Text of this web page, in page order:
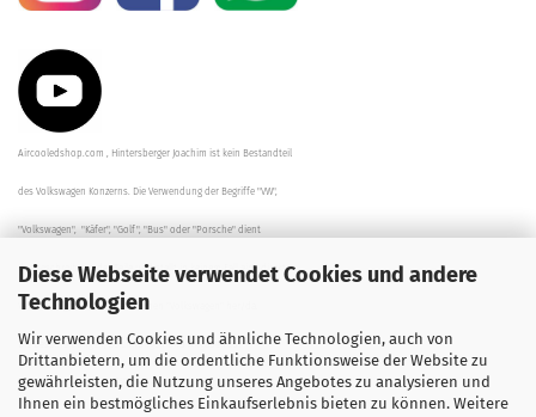
Diese Webseite verwendet Cookies und andere
Technologien
Wir verwenden Cookies und ähnliche Technologien, auch von
Drittanbietern, um die ordentliche Funktionsweise der Website zu
gewährleisten, die Nutzung unseres Angebotes zu analysieren und
Ihnen ein bestmögliches Einkaufserlebnis bieten zu können. Weitere
Aircooledshop.com , Hintersberger Joachim ist kein Bestandteil
des Volkswagen Konzerns. Die Verwendung der Begriffe "VW",
"Volkswagen", "Käfer", "Golf", "Bus" oder "Porsche" dient
der Beschreibung der Teile und stellt in keinem Fall eine direkte
Verbindung zu dem Unternehmen "Volkswagen" her/da.
Die Beschreibungen, Zeichnungen und Angaben zur
Verwendung sind sorgfältig überprüft worden.